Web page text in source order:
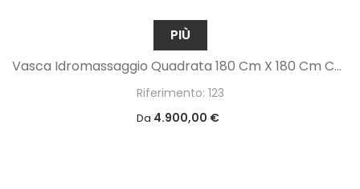
PIÙ
Vasca Idromassaggio Quadrata 180 Cm X 180 Cm Con Finitura In Legno Termico
Riferimento: 123
Da 4.900,00 €